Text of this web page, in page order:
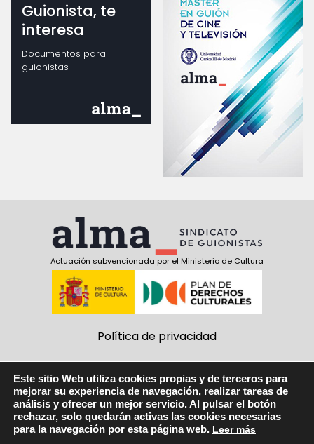
Guionista, te
interesa
Documentos para
guionistas
Actuación subvencionada por el Ministerio de Cultura
Política de privacidad
Política de cookies
Aviso Legal
Síguenos:
Este sitio Web utiliza cookies propias y de terceros para
mejorar su experiencia de navegación, realizar tareas de
análisis y ofrecer un mejor servicio. Al pulsar el botón
rechazar, solo quedarán activas las cookies necesarias
para la navegación por esta página web. Leer más